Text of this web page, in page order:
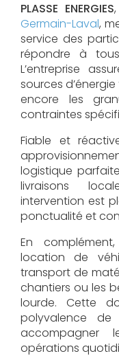
PLASSE ENERGIES
Germain-Laval,
service des
répondre à
L’entreprise
sources
encore les
contraintes
Fiable et
logistique
livraisons
intervention est
ponctualité et
En complément,
location de
transport de
chantiers ou les
lourde. Cette
polyvalence
accompagner
opérations